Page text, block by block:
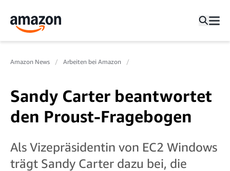
Amazon News Arbeiten bei Amazon
Sandy Carter beantwortet
den Proust-Fragebogen
Als Vizepräsidentin von EC2 Windows
trägt Sandy Carter dazu bei, die